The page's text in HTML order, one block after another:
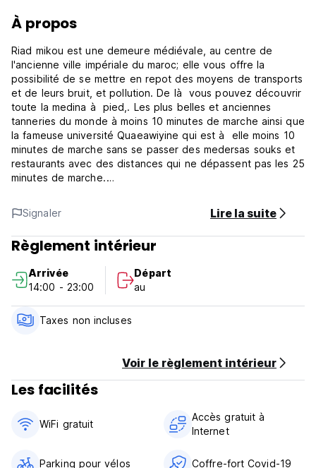
À propos
Riad mikou est une demeure médiévale, au centre de
l'ancienne ville impériale du maroc; elle vous offre la
possibilité de se mettre en repot des moyens de transports
et de leurs bruit, et pollution. De là vous pouvez découvrir
toute la medina à pied,. Les plus belles et anciennes
tanneries du monde à moins 10 minutes de marche ainsi que
la fameuse université Quaeawiyine qui est à elle moins 10
minutes de marche sans se passer des medersas souks et
restaurants avec des distances qui ne dépassent pas les 25
minutes de marche.
boissons de fes, se détendre á la terrase ou bien boire du
thé à la menthe, ou commander un billets de bus, de train
ou résserver aussi une excursion.
Signaler Lire la suite
Règlement intérieur
Arrivée
14:00 - 23:00
Départ
au
Taxes non incluses
Voir le règlement intérieur
Les facilités
WiFi gratuit
Accès gratuit à
Internet
Parking pour vélos Coffre-fort Covid-19